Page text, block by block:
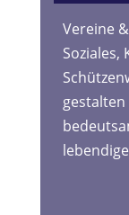
Vereine
Soziales,